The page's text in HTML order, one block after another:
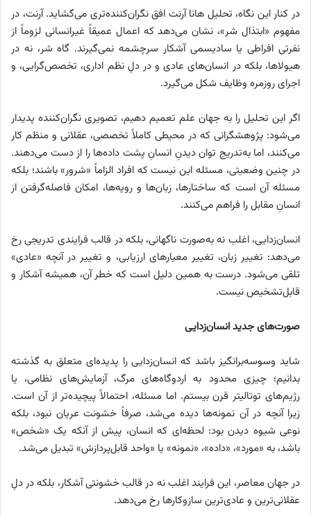
در کنار این نگاه، تحلیل هانا آرنت افق نگران‌کننده‌تری می‌گشاید. آرنت، در
مفهوم «ابتذال شر»، نشان می‌دهد که اعمال عمیقاً غیرانسانی لزوماً از
نفرتی افراطی یا سادیسمی آشکار سرچشمه نمی‌گیرند. گاه شر، نه در
هیولاها، بلکه در انسان‌های عادی و در دلِ نظم اداری، تخصص‌گرایی، و
اجرای روزمره وظایف شکل می‌گیرد.
اگر این تحلیل را به جهان علم تعمیم دهیم، تصویری نگران‌کننده پدیدار
می‌شود: پژوهشگرانی که در محیطی کاملاً تخصصی، عقلانی و منظم کار
می‌کنند، اما به‌تدریج توان دیدنِ انسانِ پشت داده‌ها را از دست می‌دهند.
در چنین وضعیتی، مسئله این نیست که افراد الزاماً «شرور» باشند؛ بلکه
مسئله آن است که ساختارها، زبان‌ها و رویه‌ها، امکان فاصله‌گرفتن از
انسانِ مقابل را فراهم می‌کنند.
انسان‌زدایی، اغلب نه به‌صورت ناگهانی، بلکه در قالب فرایندی تدریجی رخ
می‌دهد: تغییر زبان، تغییر معیارهای ارزیابی، و تغییر در آنچه «عادی»
تلقی می‌شود. درست به همین دلیل است که خطر آن، همیشه آشکار و
قابل‌تشخیص نیست.
صورت‌های جدید انسان‌زدایی
شاید وسوسه‌برانگیز باشد که انسان‌زدایی را پدیده‌ای متعلق به گذشته
بدانیم؛ چیزی محدود به اردوگاه‌های مرگ، آزمایش‌های نظامی، یا
رژیم‌های توتالیتر قرن بیستم. اما مسئله، احتمالاً پیچیده‌تر از آن است.
زیرا آنچه در آن نمونه‌ها دیده می‌شد، صرفاً خشونت عریان نبود، بلکه
نوعی شیوه دیدن بود: لحظه‌ای که انسان، پیش از آنکه یک «شخص»
باشد، به «مورد»، «داده»، «نمونه» یا «واحد قابل‌پردازش» تبدیل می‌شد.
در جهان معاصر، این فرایند اغلب نه در قالب خشونتی آشکار، بلکه در دلِ
عقلانی‌ترین و عادی‌ترین سازوکارها رخ می‌دهد.